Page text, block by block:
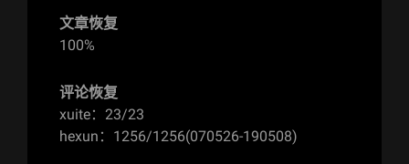
文章恢复
100%
评论恢复
xuite：23/23
hexun：1256/1256(070526-190508)